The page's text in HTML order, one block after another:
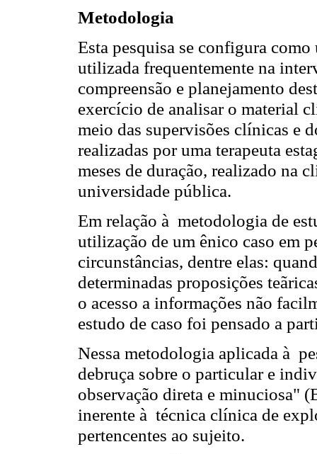
Metodologia
Esta pesquisa se configura
utilizada frequentemente na
compreensão e planejamento
exercício de analisar o material
meio das supervisões clínicas e
realizadas por uma terapeuta
meses de duração, realizado na
universidade pública.
Em relação à metodologia de
utilização de um ênico caso em
circunstâncias, dentre elas:
determinadas proposições
o acesso a informações não
estudo de caso foi pensado a
Nessa metodologia aplicada à
debruça sobre o particular e
observação direta e minuciosa"
inerente à técnica clínica de
pertencentes ao sujeito.